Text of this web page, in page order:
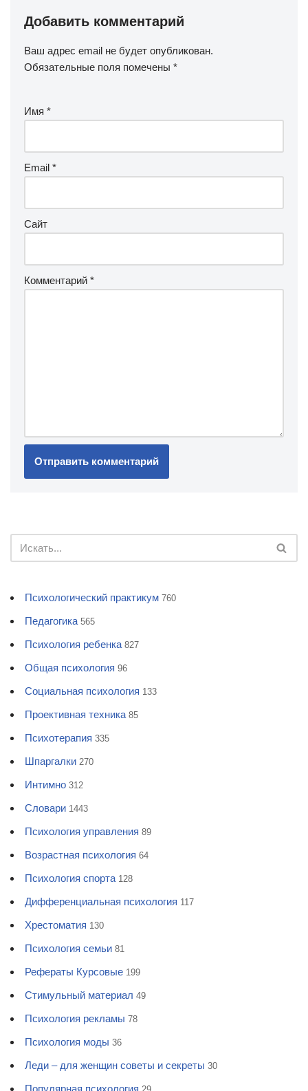
Добавить комментарий
Ваш адрес email не будет опубликован.
Обязательные поля помечены *
Имя *
Email *
Сайт
Комментарий *
Психологический практикум 760
Педагогика 565
Психология ребенка 827
Общая психология 96
Социальная психология 133
Проективная техника 85
Психотерапия 335
Шпаргалки 270
Интимно 312
Словари 1443
Психология управления 89
Возрастная психология 64
Психология спорта 128
Дифференциальная психология 117
Хрестоматия 130
Психология семьи 81
Рефераты Курсовые 199
Стимульный материал 49
Психология рекламы 78
Психология моды 36
Леди – для женщин советы и секреты 30